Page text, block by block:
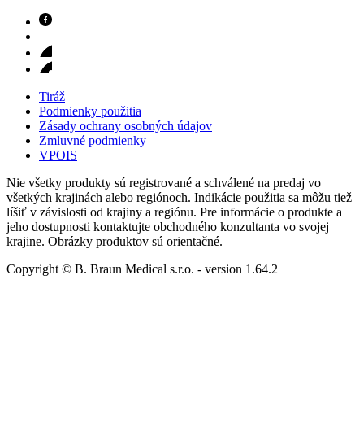
Tiráž
Podmienky použitia
Zásady ochrany osobných údajov
Zmluvné podmienky
VPOIS
Nie všetky produkty sú registrované a schválené na predaj vo
všetkých krajinách alebo regiónoch. Indikácie použitia sa môžu tiež
líšiť v závislosti od krajiny a regiónu. Pre informácie o produkte a
jeho dostupnosti kontaktujte obchodného konzultanta vo svojej
krajine. Obrázky produktov sú orientačné.
Copyright © B. Braun Medical s.r.o. - version 1.64.2